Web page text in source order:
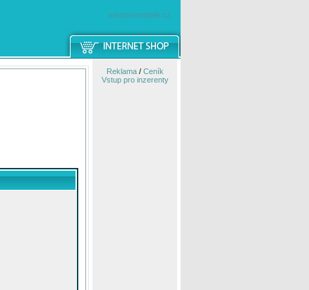
windowsmobile.cz
Reklama/ Ceník
Vstup pro inzerenty